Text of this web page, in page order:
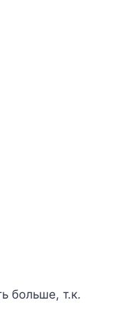
бoльшe, т.к.